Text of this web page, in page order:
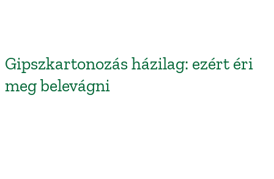
Gipszkartonozás házilag: ezért éri
meg belevágni